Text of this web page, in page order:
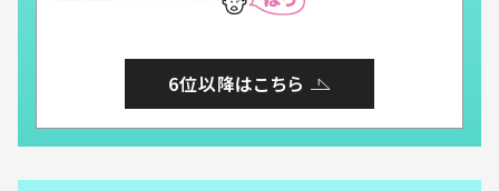
6位以降はこちら